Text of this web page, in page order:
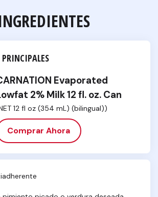
Evaporated
2% Milk 12 fl. oz. Can
12 fl oz (354 mL) (bilingual))
Comprar Ahora